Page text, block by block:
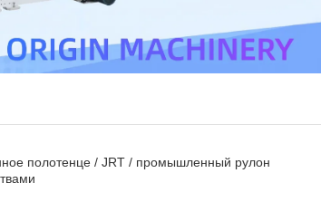
полотенце / JRT / промышленный рулон